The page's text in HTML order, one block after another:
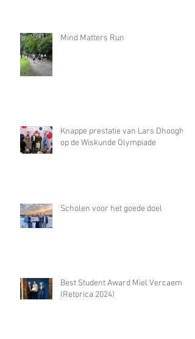
Mind Matters Run
Knappe prestatie van Lars Dhooghe
op de Wiskunde Olympiade
Scholen voor het goede doel
Best Student Award Miel Vercaemst
(Retorica 2024)